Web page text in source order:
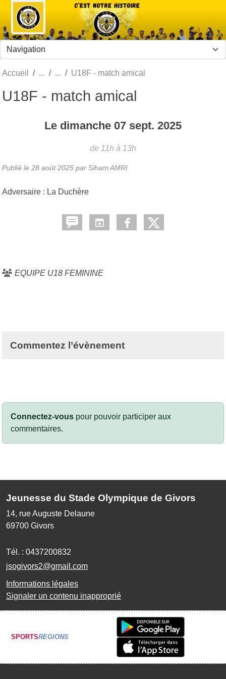
Accueil U18F - match amical
U18F - match amical
Le dimanche 07 sept. 2025
de 11h à 13h
Publié le 28 août 2025 par Siham AMRI
Adversaire : La Duchère
EQUIPE U18 FEMININE
Commentez l’évènement
Connectez-vous pour pouvoir participer aux
commentaires.
Jeunesse du Stade Olympique de Givors
14, rue Auguste Delaune
69700 Givors
Tél. : 0437200832
jsogivors2@gmail.com
Informations légales
Signaler un contenu inapproprié
SPORTSREGIONS
Panneau de gestion des cookies